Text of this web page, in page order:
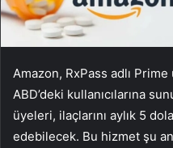
Amazon, RxPass adlı
ABD’deki kullanıcılarına
üyeleri, ilaçlarını aylık 5
edebilecek. Bu hizmet şu